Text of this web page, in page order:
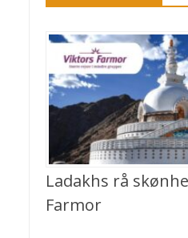
Ladakhs rå
Farmor